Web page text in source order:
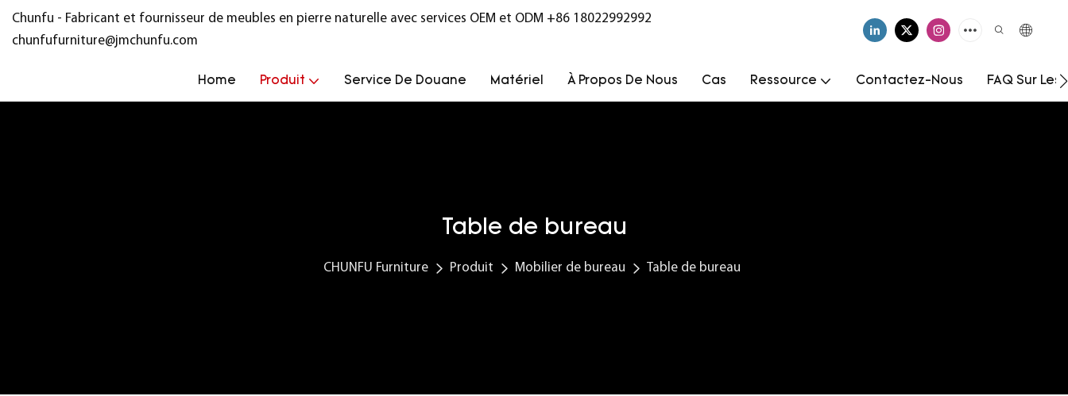
Chunfu - Fabricant et fournisseur de meubles en pierre naturelle avec services OEM et ODM +86 18022992992
chunfufurniture@jmchunfu.com
Home Produit Service De Douane Matériel À Propos De Nous Cas Ressource Contactez-Nous FAQ Sur
Table de bureau
CHUNFU Furniture Produit Mobilier de bureau Table de bureau